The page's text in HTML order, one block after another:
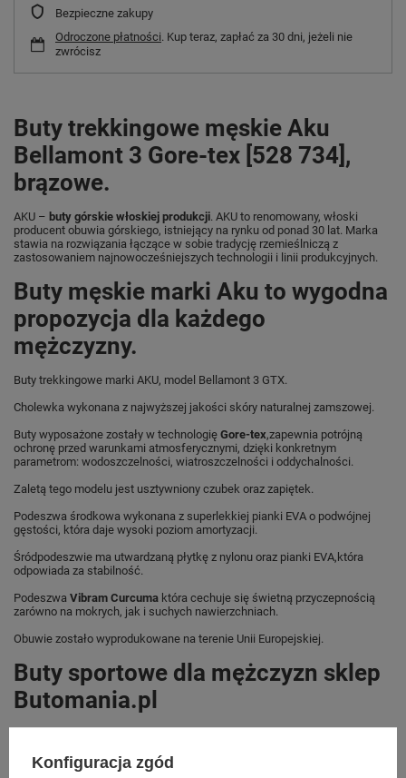
Bezpieczne zakupy
Odroczone płatności. Kup teraz, zapłać za 30 dni, jeżeli nie
zwrócisz
Buty trekkingowe męskie Aku
Bellamont 3 Gore-tex [528 734],
brązowe.
AKU – buty górskie włoskiej produkcji. AKU to renomowany, włoski
producent obuwia górskiego, istniejący na rynku od ponad 30 lat. Marka
stawia na rozwiązania łączące w sobie tradycję rzemieślniczą z
zastosowaniem najnowocześniejszych technologii i linii produkcyjnych.
Buty męskie marki Aku to wygodna
propozycja dla każdego
mężczyzny.
Buty trekkingowe marki AKU, model Bellamont 3 GTX.
Cholewka wykonana z najwyższej jakości skóry naturalnej zamszowej.
Buty wyposażone zostały w technologię Gore-tex,zapewnia potrójną
ochronę przed warunkami atmosferycznymi, dzięki konkretnym
parametrom: wodoszczelności, wiatroszczelności i oddychalności.
Zaletą tego modelu jest usztywniony czubek oraz zapiętek.
Podeszwa środkowa wykonana z superlekkiej pianki EVA o podwójnej
gęstości, która daje wysoki poziom amortyzacji.
Śródpodeszwie ma utwardzaną płytkę z nylonu oraz pianki EVA,która
odpowiada za stabilność.
Podeszwa Vibram Curcuma która cechuje się świetną przyczepnością
zarówno na mokrych, jak i suchych nawierzchniach.
Obuwie zostało wyprodukowane na terenie Unii Europejskiej.
Buty sportowe dla mężczyzn sklep
Butomania.pl
Zobacz jakie rozmiary są dostępne.
Konfiguracja zgód